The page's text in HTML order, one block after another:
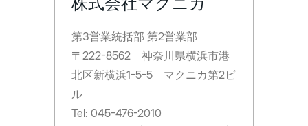
第3営業統括部 第2営業部
〒222-8562 神奈川県横浜市港
北区新横浜1-5-5 マクニカ第2ビ
ル
Tel: 045-476-2010